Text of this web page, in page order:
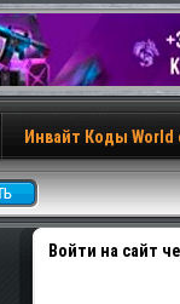
Инвайт Коды World
Войти на сайт